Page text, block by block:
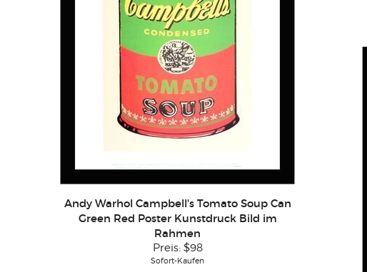
Andy Warhol Campbell's Tomato Soup Can
Green Red Poster Kunstdruck Bild im
Rahmen
Preis: $98
Sofort-Kaufen